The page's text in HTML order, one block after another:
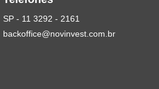
SP - 11 3292 - 2161
backoffice@novinvest.com.br